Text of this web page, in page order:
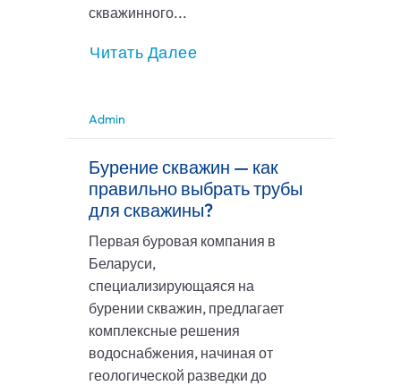
скважинного...
Читать Далее
Admin
Бурение скважин — как
правильно выбрать трубы
для скважины?
Первая буровая компания в
Беларуси,
специализирующаяся на
бурении скважин, предлагает
комплексные решения
водоснабжения, начиная от
геологической разведки до